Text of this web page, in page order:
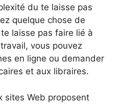
du te laisse pas
quelque chose de
laisse pas faire lié à
vous pouvez
en ligne ou demander
et aux libraires.
sites Web proposent